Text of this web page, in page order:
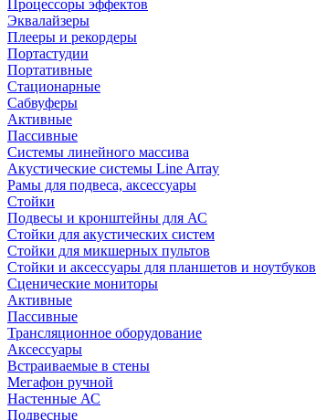
Процессоры эффектов
Эквалайзеры
Плееры и рекордеры
Портастудии
Портативные
Стационарные
Сабвуферы
Активные
Пассивные
Системы линейного массива
Акустические системы Line Array
Рамы для подвеса, аксессуары
Стойки
Подвесы и кронштейны для АС
Стойки для акустических систем
Стойки для микшерных пультов
Стойки и аксессуары для планшетов и ноутбуков
Сценические мониторы
Активные
Пассивные
Трансляционное оборудование
Аксессуары
Встраиваемые в стены
Мегафон ручной
Настенные АС
Подвесные